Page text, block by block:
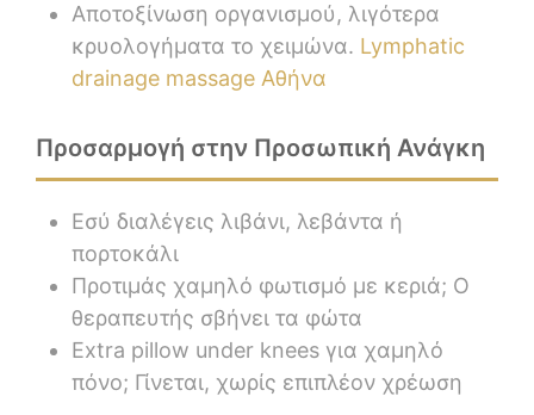
Αποτοξίνωση οργανισμού, λιγότερα
κρυολογήματα το χειμώνα. Lymphatic
drainage massage Αθήνα
Προσαρμογή στην Προσωπική Ανάγκη
Εσύ διαλέγεις λιβάνι, λεβάντα ή
πορτοκάλι
Προτιμάς χαμηλό φωτισμό με κεριά; Ο
θεραπευτής σβήνει τα φώτα
Extra pillow under knees για χαμηλό
πόνο; Γίνεται, χωρίς επιπλέον χρέωση